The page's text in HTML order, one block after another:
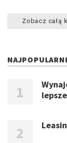
Zobacz całą